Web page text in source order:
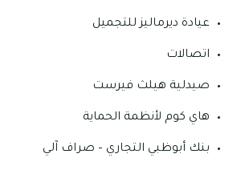
عيادة ديرماليز للتجميل
اتصالات
صيدلية هيلث فيرست
هاي كوم لأنظمة الحماية
بنك أبوظبي التجاري – صراف آلي